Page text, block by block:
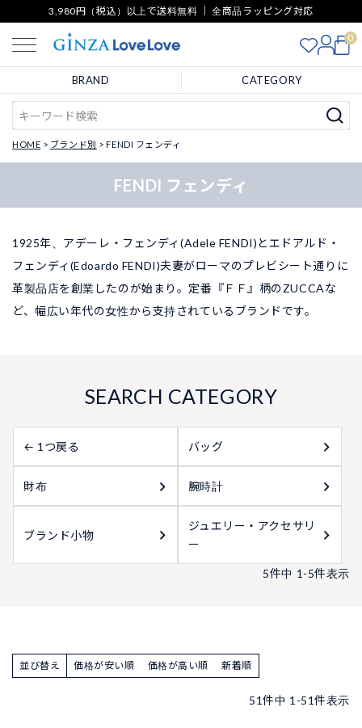
3,980円（税込）以上で送料無料 ｜ 全商品ラッピング対応
0
BRAND CATEGORY
HOME ブランド別 FENDI フェンディ
FENDI フェンディ
1925年、アデーレ・フェンディ(Adele FENDI)とエドアルド・
フェンディ(Edoardo FENDI)夫妻がローマのプレビシート通りに
革製品店を創業したのが始まり。定番『ＦＦ』柄のZUCCAな
ど、幅広い年代の女性から支持されているブランドです。
← 1つ戻る バッグ
財布 腕時計
ブランド小物
ジュエリー・アクセサリ
ー
5件中 1 -5件表示
並び替え 価格が安い順 価格が高い順 新着順
51件中 1 -51件表示